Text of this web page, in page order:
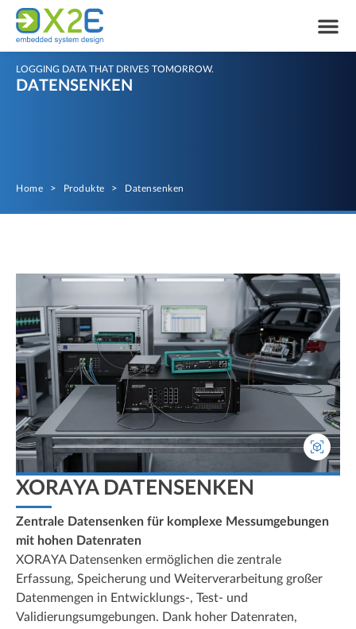
LOGGING DATA THAT DRIVES TOMORROW.
DATENSENKEN
Home > Produkte > Datensenken
XORAYA DATENSENKEN
Zentrale Datensenken für komplexe Messumgebungen
mit hohen Datenraten
XORAYA Datensenken ermöglichen die zentrale
Erfassung, Speicherung und Weiterverarbeitung großer
Datenmengen in Entwicklungs-, Test- und
Validierungsumgebungen. Dank hoher Datenraten,